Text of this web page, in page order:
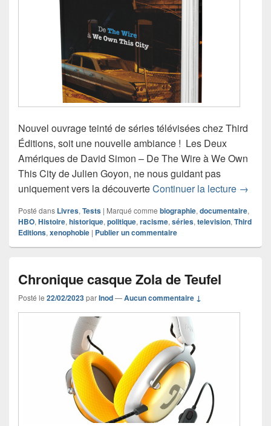
Nouvel ouvrage teinté de séries télévisées chez Third
Éditions, soit une nouvelle ambiance ! Les Deux
Amériques de David Simon – De The Wire à We Own
This City de Julien Goyon, ne nous guidant pas
uniquement vers la découverteContinuer la lecture →
Posté dans Livres, Tests | Marqué comme biographie, documentaire,
HBO, Histoire, historique, politique, racisme, séries, television, Third
Editions, xenophobie | Publier un commentaire
Chronique casque Zola de Teufel
Posté le 22/02/2023parInod—Aucun commentaire ↓